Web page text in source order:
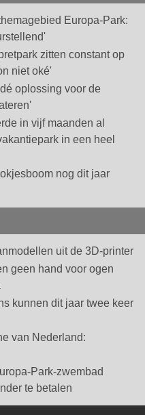
Europa-Park:
zitten constant op
niet oké'
oplossing voor de
in vijf maanden al
in een heel
nog dit jaar
uit de 3D-printer
geen hand voor ogen
kunnen dit jaar twee keer
van Nederland:
Park-zwembad
te betalen